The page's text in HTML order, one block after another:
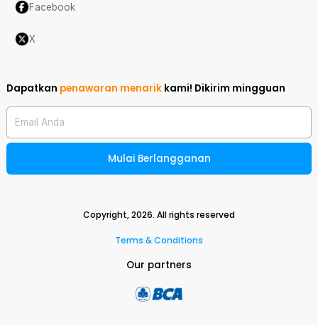
Facebook
X
Dapatkan penawaran menarik kami! Dikirim mingguan
Email Anda
Mulai Berlangganan
Copyright,2026. All rights reserved
Terms & Conditions
Our partners